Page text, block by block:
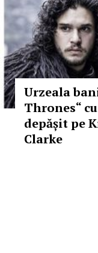
Urzeala
Thrones“
depășit pe
Clarke